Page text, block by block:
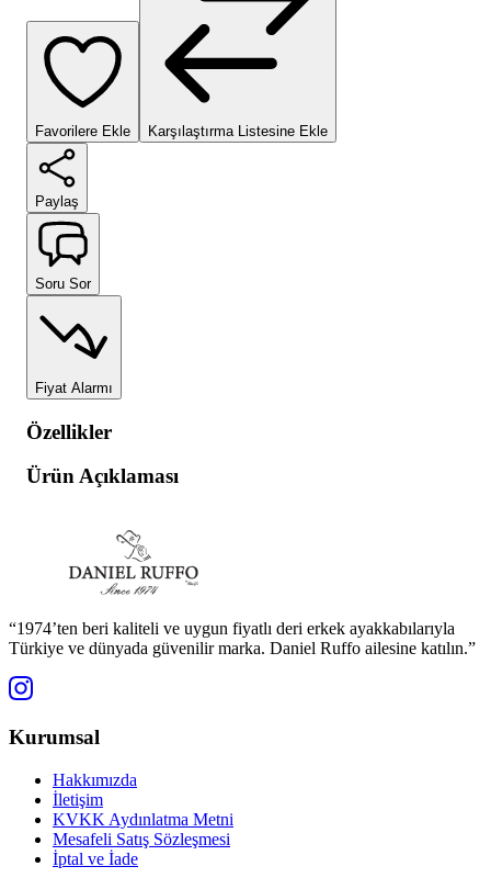
Favorilere Ekle Karşılaştırma Listesine Ekle
Paylaş
Soru Sor
Fiyat Alarmı
Özellikler
Ürün Açıklaması
“1974’ten beri kaliteli ve uygun fiyatlı deri erkek ayakkabılarıyla
Türkiye ve dünyada güvenilir marka. Daniel Ruffo ailesine katılın.”
Kurumsal
Hakkımızda
İletişim
KVKK Aydınlatma Metni
Mesafeli Satış Sözleşmesi
İptal ve İade